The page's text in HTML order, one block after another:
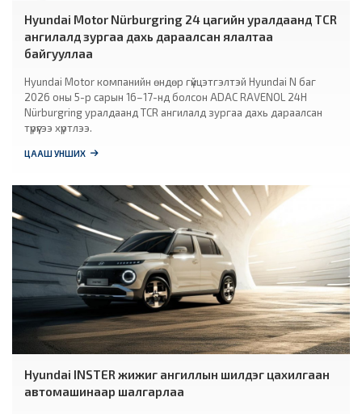
Hyundai Motor Nürburgring 24 цагийн уралдаанд TCR
ангилалд зургаа дахь дараалсан ялалтаа
байгууллаа
Hyundai Motor компанийн өндөр гүйцэтгэлтэй Hyundai N баг
2026 оны 5-р сарын 16–17-нд болсон ADAC RAVENOL 24H
Nürburgring уралдаанд TCR ангилалд зургаа дахь дараалсан
түрүүгээ хүртлээ.
ЦААШ УНШИХ
Hyundai INSTER жижиг ангиллын шилдэг цахилгаан
автомашинаар шалгарлаа